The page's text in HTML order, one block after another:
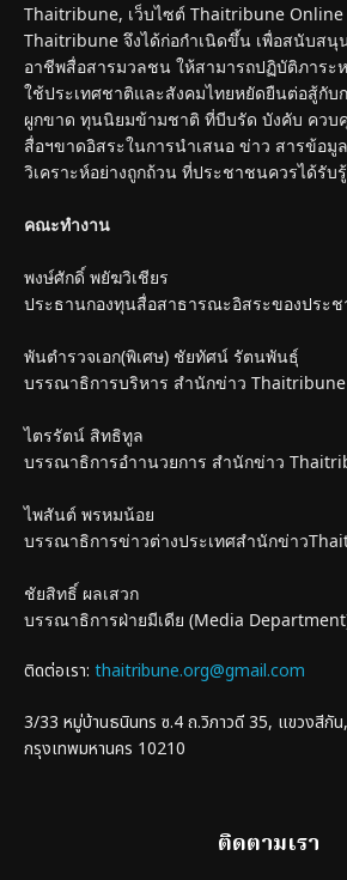
Thaitribune, เว็บไซต์ Thaitribune Online
Thaitribune จึงได้ก่อกำเนิดขึ้น เพื่อสนับสนุ
อาชีพสื่อสารมวลชน ให้สามารถปฏิบัติภาระ
ใช้ประเทศชาติและสังคมไทยหยัดยืนต่อสู้กั
ผูกขาด ทุนนิยมข้ามชาติ ที่บีบรัด บังคับ ควบ
สื่อฯขาดอิสระในการนำเสนอ ข่าว สารข้อมู
วิเคราะห์อย่างถูกถ้วน ที่ประชาชนควรได้รับ
คณะทำงาน
พงษ์ศักดิ์ พยัฆวิเชียร
ประธานกองทุนสื่อสาธารณะอิสระของประ
พันตำรวจเอก(พิเศษ) ชัยทัศน์ รัตนพันธุ์
บรรณาธิการบริหาร สำนักข่าว Thaitribune
ไตรรัตน์ สิทธิทูล
บรรณาธิการอำานวยการ สำนักข่าว
ไพสันต์ พรหมน้อย
บรรณาธิการข่าวต่างประเทศสำนักข่าว
ชัยสิทธิ์ ผลเสวก
บรรณาธิการฝ่ายมีเดีย (Media
ติดต่อเรา: thaitribune.org@gmail.com
3/33 หมู่บ้านธนินทร ซ.4 ถ.วิภาวดี 35, แขวงสีกัน
กรุงเทพมหานคร 10210
ติดตามเรา